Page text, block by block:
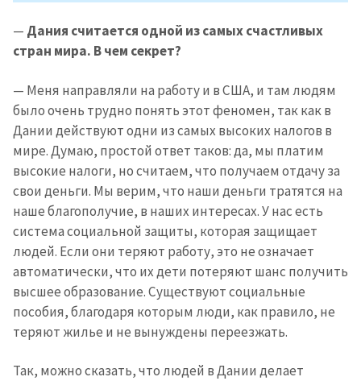
— Дания считается одной из самых счастливых
стран мира. В чем секрет?
— Меня направляли на работу и в США, и там людям
было очень трудно понять этот феномен, так как в
Дании действуют одни из самых высоких налогов в
мире. Думаю, простой ответ таков: да, мы платим
высокие налоги, но считаем, что получаем отдачу за
свои деньги. Мы верим, что наши деньги тратятся на
наше благополучие, в наших интересах. У нас есть
система социальной защиты, которая защищает
людей. Если они теряют работу, это не означает
автоматически, что их дети потеряют шанс получить
высшее образование. Существуют социальные
пособия, благодаря которым люди, как правило, не
теряют жилье и не вынуждены переезжать.
Так, можно сказать, что людей в Дании делает